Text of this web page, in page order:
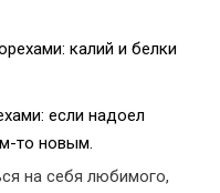
калий и белки
если надоел
то новым.
на себя любимого,